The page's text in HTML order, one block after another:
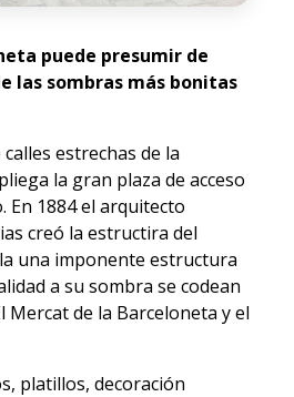
puede presumir de
las sombras más bonitas
estrechas de la
la gran plaza de acceso
En 1884 el arquitecto
creó la estructira del
una imponente estructura
a su sombra se codean
Mercat de la Barceloneta y el
platillos, decoración